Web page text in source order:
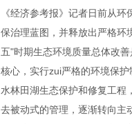
《经济参考报》记者日前从
保治理蓝图，并释放出严格环
五"时期生态环境质量总体改
核心，实行zui严格的环境保
水林田湖生态保护和修复工程
去被动式的管理，逐渐转向主